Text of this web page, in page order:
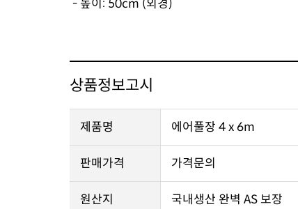
- 높이: 50cm (외경)
상품정보고시
제품명 에어풀장 4 x 6m
판매가격 가격문의
원산지 국내생산 완벽 AS 보장